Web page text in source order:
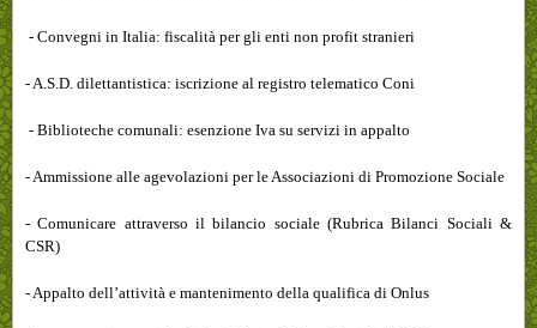
- Convegni in Italia: fiscalità per gli enti non profit stranieri
- A.S.D. dilettantistica: iscrizione al registro telematico Coni
- Biblioteche comunali: esenzione Iva su servizi in appalto
- Ammissione alle agevolazioni per le Associazioni di Promozione Sociale
- Comunicare attraverso il bilancio sociale (Rubrica Bilanci Sociali &
CSR)
- Appalto dell’attività e mantenimento della qualifica di Onlus